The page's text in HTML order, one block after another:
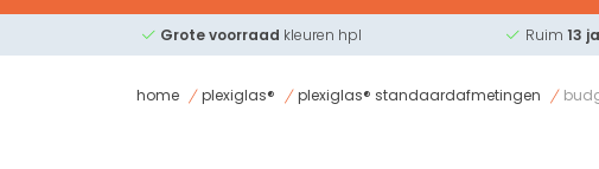
Grote voorraad kleuren hpl Ruim 13
home plexiglas® plexiglas® standaardafmetingen